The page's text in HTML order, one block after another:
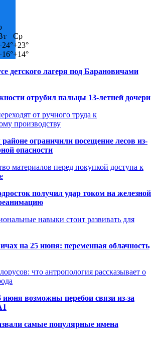
Ср
24°+23°
16°+14°
детского лагеря под Барановичами
отрубил пальцы 13-летней дочери
от ручного труда к
производству
ограничили посещение лесов из-
опасности
материалов перед покупкой доступа к
получил удар током на железной
навыки стоит развивать для
на 25 июня: переменная облачность
что антропология рассказывает о
возможны перебои связи из-за
самые популярные имена